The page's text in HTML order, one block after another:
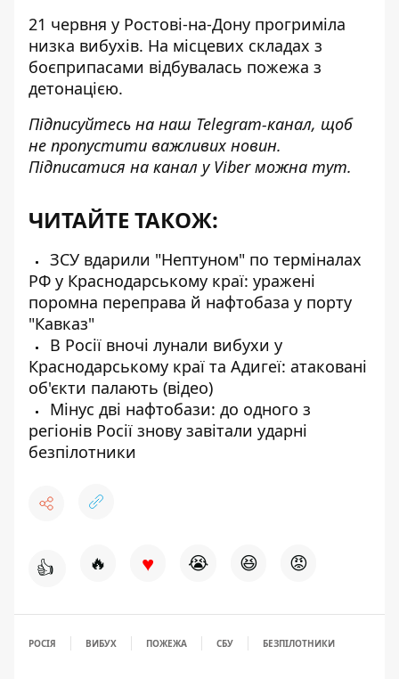
21 червня у Ростові-на-Дону прогриміла
низка вибухів. На місцевих складах з
боєприпасами відбувалась пожежа з
детонацією.
Підписуйтесь на наш Telegram-канал, щоб
не пропустити важливих новин.
Підписатися на канал у Viber можна тут.
ЧИТАЙТЕ ТАКОЖ:
ЗСУ вдарили "Нептуном" по терміналах
РФ у Краснодарському краї: уражені
поромна переправа й нафтобаза у порту
"Кавказ"
В Росії вночі лунали вибухи у
Краснодарському краї та Адигеї: атаковані
об'єкти палають (відео)
Мінус дві нафтобази: до одного з
регіонів Росії знову завітали ударні
безпілотники
👍 🔥 ♥ 😭 😆 😡
РОСІЯ ВИБУХ ПОЖЕЖА СБУ БЕЗПІЛОТНИКИ